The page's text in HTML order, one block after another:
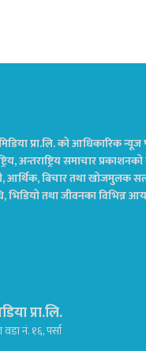
प्रा.लि. को आधिकारिक न्यूज
अन्तराष्ट्रिय समाचार
बिचार तथा खोजमुलक
भिडियो तथा जीवनका विभिन्न
प्रा.लि.
नं. १६, पर्सा